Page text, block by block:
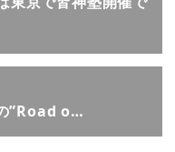
”Road o…